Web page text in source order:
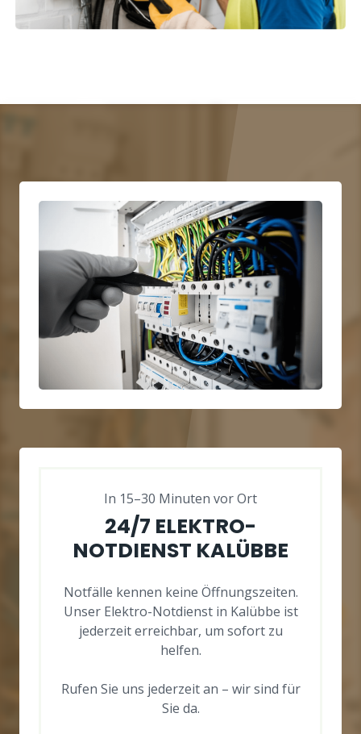
In 15–30 Minuten vor Ort
24/7 ELEKTRO-
NOTDIENST KALÜBBE
Notfälle kennen keine Öffnungszeiten.
Unser Elektro-Notdienst in Kalübbe ist
jederzeit erreichbar, um sofort zu
helfen.
Rufen Sie uns jederzeit an – wir sind für
Sie da.